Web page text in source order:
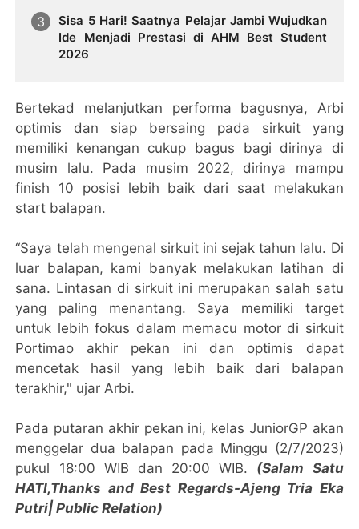
Sisa 5 Hari! Saatnya Pelajar Jambi Wujudkan
Ide Menjadi Prestasi di AHM Best Student
2026
Bertekad melanjutkan performa bagusnya, Arbi
optimis dan siap bersaing pada sirkuit yang
memiliki kenangan cukup bagus bagi dirinya di
musim lalu. Pada musim 2022, dirinya mampu
finish 10 posisi lebih baik dari saat melakukan
start balapan.
“Saya telah mengenal sirkuit ini sejak tahun lalu. Di
luar balapan, kami banyak melakukan latihan di
sana. Lintasan di sirkuit ini merupakan salah satu
yang paling menantang. Saya memiliki target
untuk lebih fokus dalam memacu motor di sirkuit
Portimao akhir pekan ini dan optimis dapat
mencetak hasil yang lebih baik dari balapan
terakhir," ujar Arbi.
Pada putaran akhir pekan ini, kelas JuniorGP akan
menggelar dua balapan pada Minggu (2/7/2023)
pukul 18:00 WIB dan 20:00 WIB. (Salam Satu
HATI,Thanks and Best Regards-Ajeng Tria Eka
Putri| Public Relation)